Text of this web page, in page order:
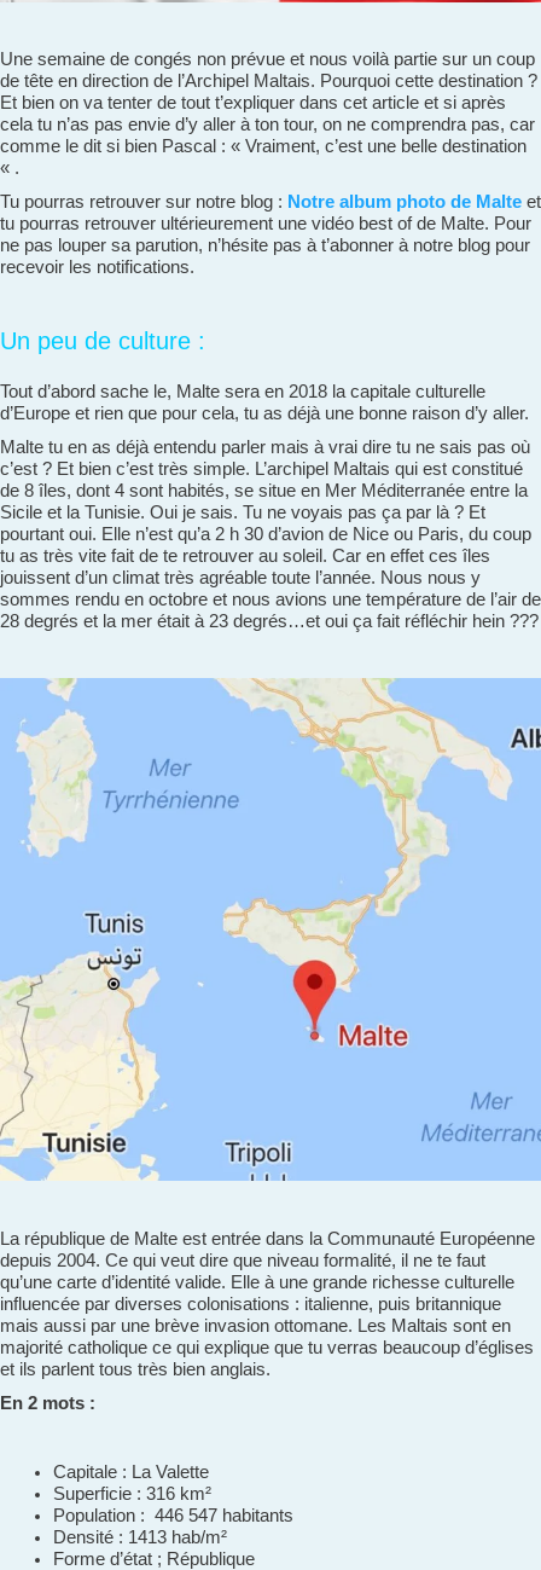
Une semaine de congés non prévue et nous voilà partie sur un coup
de tête en direction de l’Archipel Maltais. Pourquoi cette destination ?
Et bien on va tenter de tout t’expliquer dans cet article et si après
cela tu n’as pas envie d’y aller à ton tour, on ne comprendra pas, car
comme le dit si bien Pascal : « Vraiment, c’est une belle destination
« .
Tu pourras retrouver sur notre blog : Notre album photo de Malte et
tu pourras retrouver ultérieurement une vidéo best of de Malte. Pour
ne pas louper sa parution, n’hésite pas à t’abonner à notre blog pour
recevoir les notifications.
Un peu de culture :
Tout d’abord sache le, Malte sera en 2018 la capitale culturelle
d’Europe et rien que pour cela, tu as déjà une bonne raison d’y aller.
Malte tu en as déjà entendu parler mais à vrai dire tu ne sais pas où
c’est ? Et bien c’est très simple. L’archipel Maltais qui est constitué
de 8 îles, dont 4 sont habités, se situe en Mer Méditerranée entre la
Sicile et la Tunisie. Oui je sais. Tu ne voyais pas ça par là ? Et
pourtant oui. Elle n’est qu’a 2 h 30 d’avion de Nice ou Paris, du coup
tu as très vite fait de te retrouver au soleil. Car en effet ces îles
jouissent d’un climat très agréable toute l’année. Nous nous y
sommes rendu en octobre et nous avions une température de l’air de
28 degrés et la mer était à 23 degrés…et oui ça fait réfléchir hein ???
La république de Malte est entrée dans la Communauté Européenne
depuis 2004. Ce qui veut dire que niveau formalité, il ne te faut
qu’une carte d’identité valide. Elle à une grande richesse culturelle
influencée par diverses colonisations : italienne, puis britannique
mais aussi par une brève invasion ottomane. Les Maltais sont en
majorité catholique ce qui explique que tu verras beaucoup d’églises
et ils parlent tous très bien anglais.
En 2 mots :
Capitale : La Valette
Superficie : 316 km²
Population : 446 547 habitants
Densité : 1413 hab/m²
Forme d’état ; République